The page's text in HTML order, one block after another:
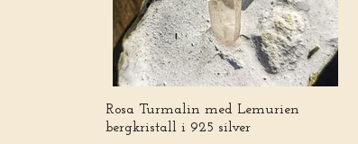
Rosa Turmalin med Lemurien
bergkristall i 925 silver